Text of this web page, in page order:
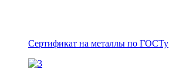
Сертификат на металлы по ГОСТу